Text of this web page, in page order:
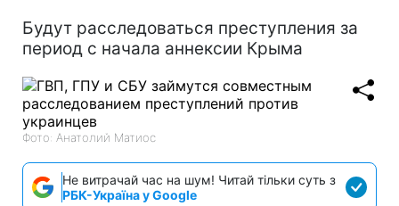
Будут расследоваться преступления за
период с начала аннексии Крыма
Фото: Анатолий Матиос
Не витрачай час на шум! Читай тільки суть з
РБК-Україна у Google